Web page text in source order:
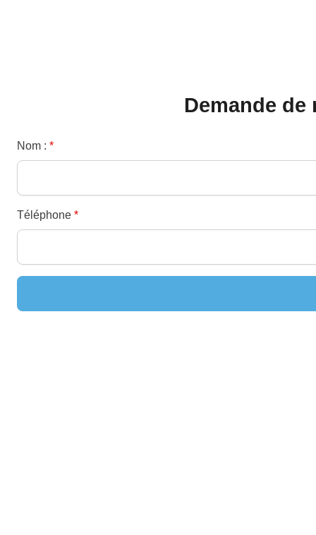
Demande
Nom : *
Téléphone *